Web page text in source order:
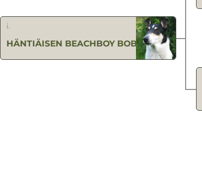
i.
HÄNTIÄISEN BEACHBOY BOBO